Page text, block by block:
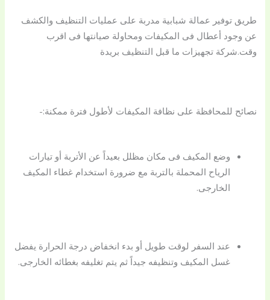
طريق توفير عمالة شبابية مدربة على عمليات التنظيف والكشف
عن وجود أعطال فى المكيفات ومحاولة صيانتها فى اقرب
وقت.شركة تجهيزات ما قبل التنظيف بريدة
نصائح للمحافظة على نظافة المكيفات لأطول فترة ممكنة:-
وضع المكيف فى مكان مظلل بعيداً عن الأتربة أو تيارات
الرياح المحملة بالتربة مع ضرورة استخدام غطاء المكيف
الخارجى.
عند السفر لوقت طويل أو بدء انخفاض درجة الحرارة يفضل
غسل المكيف وتنظيفه جيداً ثم يتم تغليفه بغطائه الخارجى.